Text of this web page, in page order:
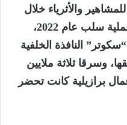
والأثرياء خلال
زيارتهم باريس نموا كبيرا منذ عملية سلب عام 2022،
النافذة الخلفية
وسرقا ثلاثة ملايين
برازيلية كانت تحضر